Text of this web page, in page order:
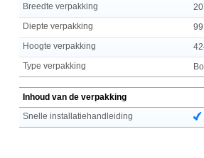
Breedte verpakking
Diepte verpakking
Hoogte verpakking
Type verpakking
Inhoud van de verpakking
Snelle installatiehandleiding